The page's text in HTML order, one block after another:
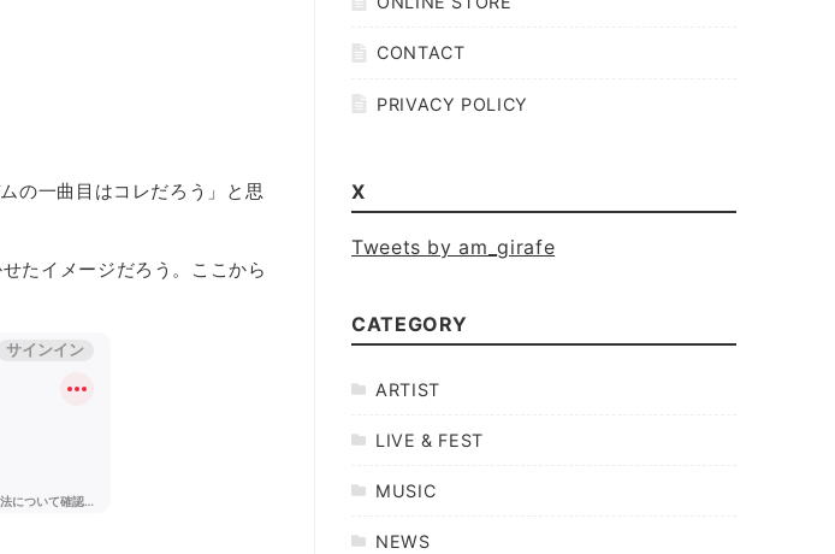
の一曲目はコレだろう」と思
たイメージだろう。ここから
CONTACT
PRIVACY POLICY
X
Tweets by am_girafe
CATEGORY
ARTIST
LIVE & FEST
MUSIC
NEWS